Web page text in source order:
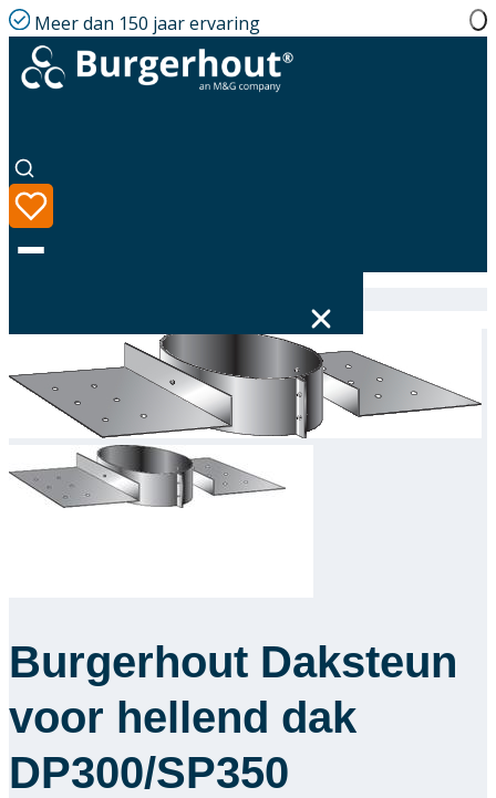
Meer dan 150 jaar ervaring
Taal
Assortiment
Oplossingen
Over ons
Contact
Burgerhout Daksteun
voor hellend dak
DP300/SP350